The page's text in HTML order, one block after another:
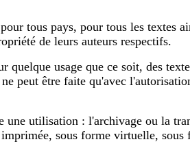
tous pays, pour tous les textes
de leurs auteurs respectifs.
quelque usage que ce soit, des
peut être faite qu'avec
une utilisation : l'archivage ou la
sous forme virtuelle,